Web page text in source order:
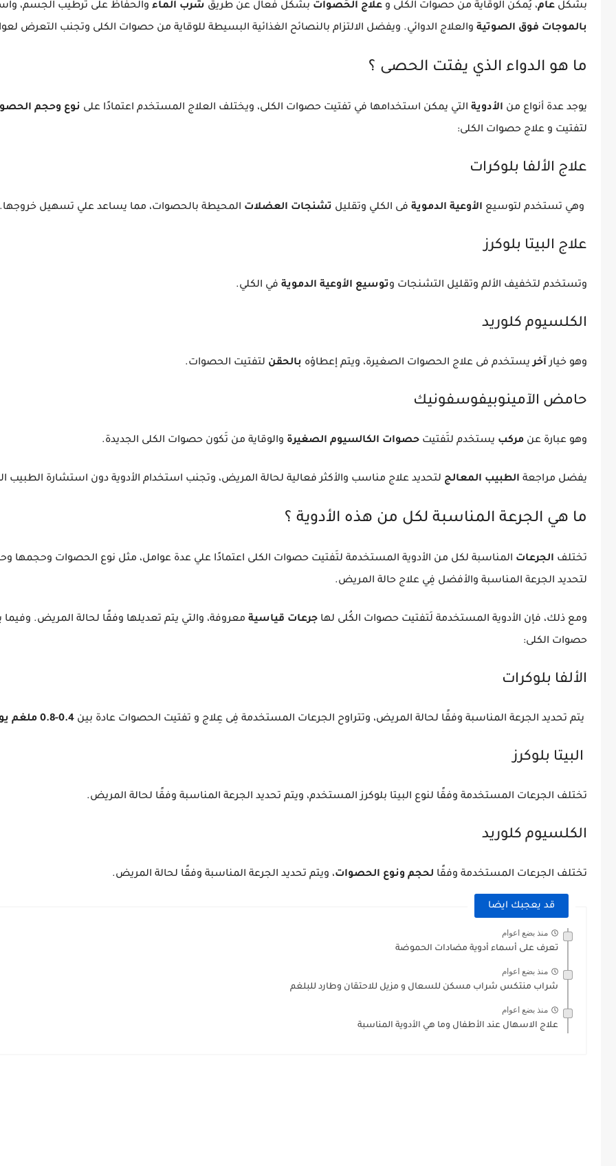
بشكل عام، يُمكن الوقاية من حصوات الكلى و علاج الحَصوات بشكل فعال عن طريق شرب الماء والحفاظ على ترطيب الجسم،
بالموجات فوق الصوتية والعلاج الدوائي. ويفضل الالتزام بالنصائح الغذائية البسيطة للوقاية من حصوات الكلى وتجنب التعرض
ما هو الدواء الذي يفتت الحصى ؟
يوجد عدة أنواع من الأدوية التي يمكن استخدامها في تفتيت حصوات الكلى، ويختلف العلاج المستخدم اعتمادًا على نوع وحجم
لتفتيت و علاج حصوات الكلى:
علاج الألفا بلوكرات
وهي تستخدم لتوسيع الأوعية الدموية فى الكلي وتقليل تشنجات العضلات المحيطة بالحصوات، مما يساعد علي تسهيل خروجها.
علاج البيتا بلوكرز
وتستخدم لتخفيف الألم وتقليل التشنجات وتوسيع الأوعية الدموية في الكلي.
الكلسيوم كلوريد
وهو خيارآخريستخدم فى علاج الحصوات الصغيرة، ويتم إعطاؤه بالحقن لتفتيت الحصوات.
حامض الآمينوبيفوسفونيك
وهو عبارة عن مركب يستخدم لتَفتيت حصوات الكالسيوم الصغيرة والوقاية من تَكون حصوات الكلى الجديدة.
يفضل مراجعة الطبيب المعالج لتحديد علاج مناسب والأكثر فعالية لحالة المريض، وتجنب استخدام الأدوية دون استشارة
ما هي الجرعة المناسبة لكل من هذه الأدوية ؟
تختلف الجرعات المناسبة لكل من الأدوية المستخدمة لتَفتيت حصوات الكلى اعتمادًا علي عدة عوامل، مثل نوع الحصوات وحجمها
لتحديد الجرعة المناسبة والأفضل فِي علاج حالة المريض.
ومع ذلك، فإن الأدوية المستخدمة لَتفتيت حصوات الكُلى لها جرعات قياسية معروفة، والتي يتم تعديلها وفقًا لحالة المريض.
حصوات الكلى:
الألفا بلوكرات
يتم تحديد الجرعة المناسبة وفقًا لحالة المريض، وتتراوح الجرعات المستخدمة فِى عِلاج و تفتيت الحصوات عادة بين
البيتا بلوكرز
تختلف الجرعات المستخدمة وفقًا لنوع البيتا بلوكرز المستخدم، ويتم تحديد الجرعة المناسبة وفقًا لحالة المريض.
الكلسيوم كلوريد
تختلف الجرعات المستخدمة وفقًا لحجم ونوع الحصوات، ويتم تحديد الجرعة المناسبة وفقًا لحالة المريض.
قد يعجبك ايضا
منذ بضع اعوام
تعرف على أسماء أدوية مضادات الحموضة
منذ بضع اعوام
شراب منتكس شراب مسكن للسعال و مزيل للاحتقان وطارد للبلغم
منذ بضع اعوام
علاج الاسهال عند الأطفال وما هي الأدوية المناسبة